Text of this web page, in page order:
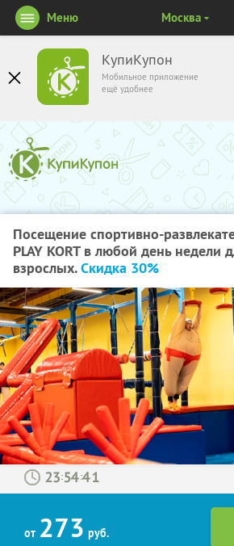
КупиКупон
Мобильное приложение
ещё удобнее
Меню Москва
Посещение спортивно-
PLAY KORT в любой день недели
взрослых.Скидка 30%
: :
от 273 руб.